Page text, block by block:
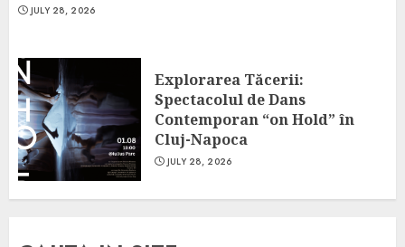
JULY 28, 2026
Explorarea Tăcerii:
Spectacolul de Dans
Contemporan “on Hold” în
Cluj-Napoca
JULY 28, 2026